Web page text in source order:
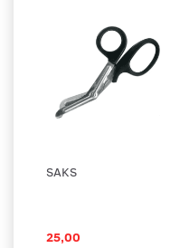
SAKS
25,00